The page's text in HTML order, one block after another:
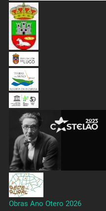
Obras Ano Otero 2026